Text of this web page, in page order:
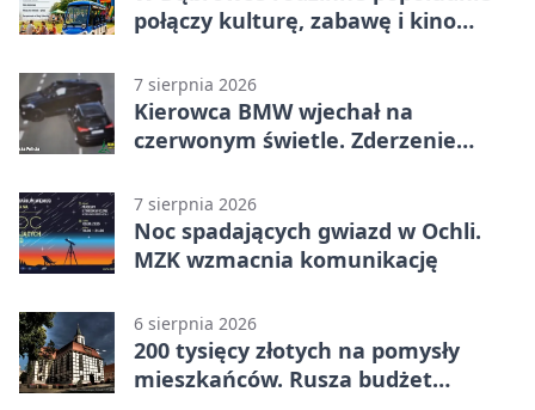
połączy kulturę, zabawę i kino
7 sierpnia 2026
Kierowca BMW wjechał na
czerwonym świetle. Zderzenie
7 sierpnia 2026
Noc spadających gwiazd w Ochli.
MZK wzmacnia komunikację
6 sierpnia 2026
200 tysięcy złotych na pomysły
mieszkańców. Rusza budżet